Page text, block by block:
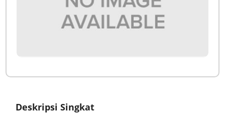
Deskripsi Singkat